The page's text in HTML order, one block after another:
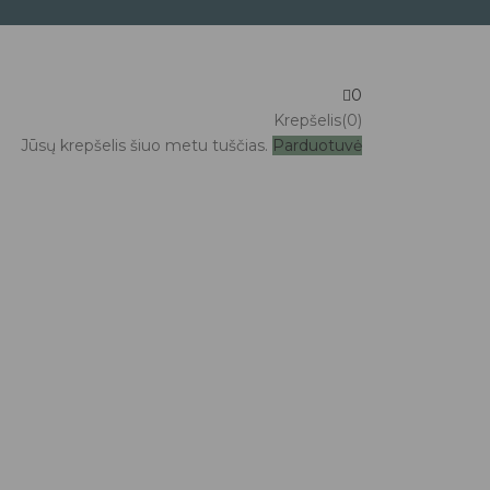
0
Krepšelis(0)
Jūsų krepšelis šiuo metu tuščias. Parduotuvė